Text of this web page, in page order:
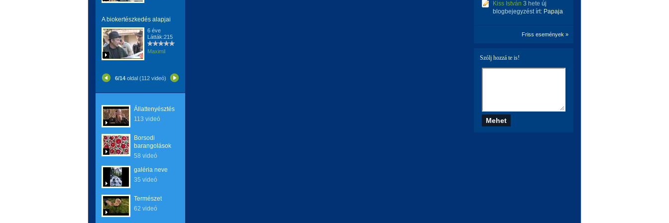
A biokertészkedés alapjai
6 éve
Látták:215
Maximil
6/14oldal (112 videó)
Állattenyésztés
113 videó
Borsodi
barangolások
58 videó
galéria neve
35 videó
Természet
62 videó
Kiss István 3 hete új
blogbejegyzést írt: Papaja
Friss események »
Szólj hozzá te is!